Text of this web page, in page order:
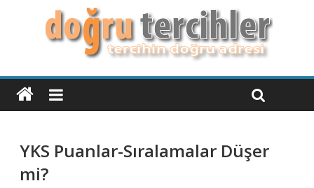
YKS Puanlar-Sıralamalar Düşer
mi?